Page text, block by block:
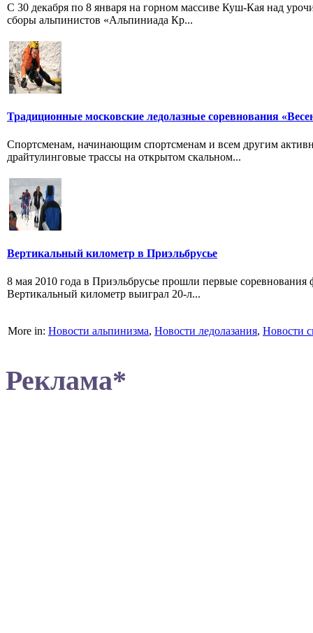
С 30 декабря по 8 января на горном массиве Куш-Кая над
сборы альпинистов «Альпиниада Кр...
Традиционные московские ледолазные соревнования
Спортсменам, начинающим спортсменам и всем другим
драйтулинговые трассы на открытом скальном...
Вертикальный километр в Приэльбрусье
8 мая 2010 года в Приэльбрусье прошли первые
Вертикальный километр выиграл 20-л...
More in: Новости альпинизма, Новости ледолазания, Новости
Реклама*